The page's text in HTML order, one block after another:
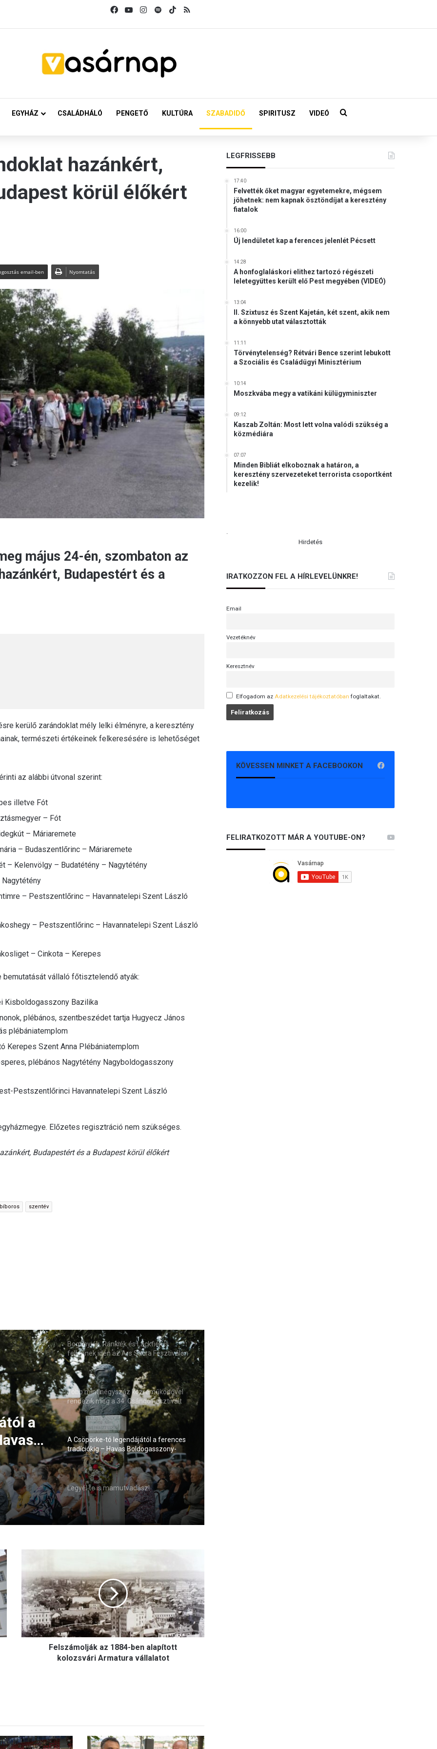
FacebookYouTubeInstagram
SpotifyTikTok
EGYHÁZ CSALÁDHÁLÓ PENGETŐ KULTÚRA SZABADIDŐ SPIRITUSZ VIDEÓ Keresés:
hazánkért,
körül élőkért
email-ben Nyomtatás
május 24-én, szombaton az
Budapestért és a
kerülő zarándoklat mély lelki élményre, a keresztény
természeti értékeinek felkeresésére is lehetőséget
az alábbi útvonal szerint:
illetve Fót
– Fót
– Máriaremete
– Budaszentlőrinc – Máriaremete
– Kelenvölgy – Budatétény – Nagytétény
– Pestszentlőrinc – Havannatelepi Szent László
– Pestszentlőrinc – Havannatelepi Szent László
– Cinkota – Kerepes
vállaló főtisztelendő atyák:
Kisboldogasszony Bazilika
plébános, szentbeszédet tartja Hugyecz János
plébániatemplom
Kerepes Szent Anna Plébániatemplom
plébános Nagytétény Nagyboldogasszony
Pestszentlőrinci Havannatelepi Szent László
Előzetes regisztráció nem szükséges.
Budapestért és a Budapest körül élőkért
szentév
a
Bogányiék, Ránkiék és Lackfiék is
fellépnek idén az Ars Sacra Fesztiválon
Több mint négyszáz közreműködővel
rendezik meg a 34. Csángó Fesztivált
A Csöpörke-tó legendájától a ferences
tradíciókig – Havas Boldogasszony-
búcsú Szegeden
Legyél te is mamutvadász!
s
z
á
m
o
l
-
Felszámolják az 1884-ben alapított
kolozsvári Armatura vállalatot
LEGFRISSEBB
17:40
Felvették őket magyar egyetemekre, mégsem
jöhetnek: nem kapnak ösztöndíjat a keresztény
fiatalok
16:00
Új lendületet kap a ferences jelenlét Pécsett
14:28
A honfoglaláskori elithez tartozó régészeti
leletegyüttes került elő Pest megyében (VIDEÓ)
13:04
II. Szixtusz és Szent Kajetán, két szent, akik nem
a könnyebb utat választották
11:11
Törvénytelenség? Rétvári Bence szerint lebukott
a Szociális és Családügyi Minisztérium
10:14
Moszkvába megy a vatikáni külügyminiszter
09:12
Kaszab Zoltán: Most lett volna valódi szükség a
közmédiára
07:07
Minden Bibliát elkoboznak a határon, a
keresztény szervezeteket terrorista csoportként
kezelik!
.
Hirdetés
IRATKOZZON FEL A HÍRLEVELÜNKRE!
Email
Vezetéknév
Keresztnév
Elfogadom az Adatkezelési tájékoztatóban foglaltakat.
KÖVESSEN MINKET A FACEBOOKON
FELIRATKOZOTT MÁR A YOUTUBE-ON?